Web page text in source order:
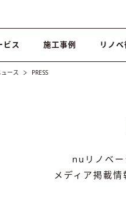
ビス 施工事例 リノ
ース PRESS
nuリノベー
メディア掲載情